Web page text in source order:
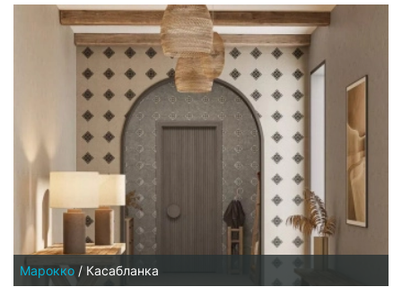
Марокко / Касабланка